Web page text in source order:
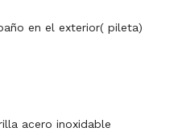
en el exterior( pileta)
acero inoxidable